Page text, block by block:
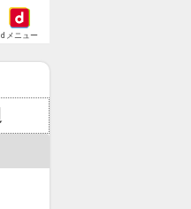
dメニュー